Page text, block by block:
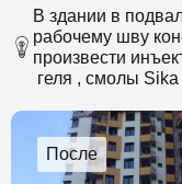
В здании в
рабочему шву
произвести
геля , смолы